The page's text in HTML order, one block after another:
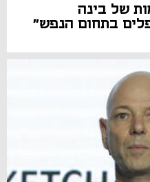
של בינה
בתחום הנפש"